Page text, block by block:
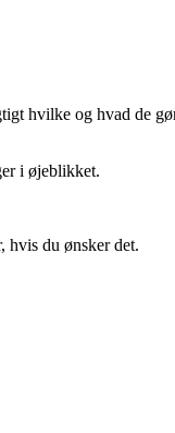
hvilke og hvad de
i øjeblikket.
hvis du ønsker det.